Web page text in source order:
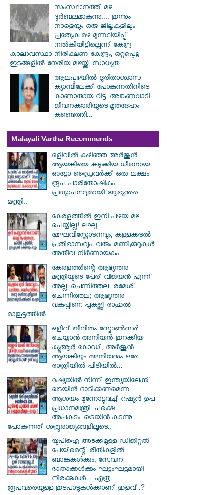
സംസ്ഥാനത്ത് മഴ
ദുർബലമാകുന്നു.... ഇന്നും
നാളെയും ഒരു ജില്ലകളിലും
പ്രത്യേക മഴ മുന്നറിയിപ്പ്
നൽകിയിട്ടില്ലെന്ന് കേന്ദ്ര
കാലാവസ്ഥാ നിരീക്ഷണ കേന്ദ്രം, ഒറ്റപ്പെട്ട
ഇടങ്ങളിൽ നേരിയ മഴയ്ക്ക് സാധ്യത
ആലപ്പുഴയിൽ ​ദുരിതാശ്വാസ
ക്യാമ്പിലേക്ക് പോകുന്നതിനിടെ
കാണാതായ റിട്ട. അങ്കണവാടി
ജീവനക്കാരിയുടെ മൃതദേഹം
കണ്ടെത്തി...
Malayali Vartha Recommends
ഒളിവിൽ കഴിഞ്ഞ അർജുൻ
ആയങ്കിയെ കുടുക്കിയ ധീരനായ
ഓട്ടോ ഡ്രൈവർക്ക് ഒരു ലക്ഷം
രൂപ പാരിതോഷികം;
പ്രഖ്യാപനവുമായി ആഭ്യന്തര
മന്ത്രി...
കേരളത്തിൽ ഇനി പഴയ മഴ
പെയ്യില്ല! ലഘു
മേഘവിസ്ഫോടനവും, കള്ളക്കടൽ
പ്രതിഭാസവും: വരും മണിക്കൂറുകൾ
അതീവ നിർണായകം...
കേരളത്തിന്റെ ആഭ്യന്തര
മന്ത്രിയുടെ പേര് വിജയൻ എന്ന്
അല്ല, ചെന്നിത്തല! രമേശ്
ചെന്നിത്തല; ആഭ്യന്തര
വകുപ്പിനെ പുകഴ്ത്തി രാഹുൽ
മാങ്കൂട്ടത്തിൽ...
ഒളിവ് ജീവിതം സ്പോൺസർ
ചെയ്യാൻ അനിയൻ ഇറക്കിയ
ക്യൂആർ കോഡ്; അർജുൻ
ആയങ്കിയും അനിയനും ഒരേ
രാത്രിയിൽ പിടിയിൽ...
റഷ്യയിൽ നിന്ന് ഇന്ത്യയിലേക്ക്
ട്രെയിൻ ഓടിക്കണമെന്ന
ആശയം മുന്നോട്ടുവച്ച് റഷ്യൻ ഉപ
പ്രധാനമന്ത്രി..പക്ഷെ
അപകടം..ട്രെയിൻ കടന്നു
പോകുന്നത് ശത്രുരാജ്യങ്ങളിലൂടെ..
യുപിഐ അടക്കമുള്ള ഡിജിറ്റല്‍
പേയ്‌മെന്റ് രീതികളില്‍
ബാങ്കുകള്‍ക്കും, സേവന
ദാതാക്കള്‍ക്കും ഘട്ടംഘട്ടമായി
നിരക്കുകള്‍... എത്ര
രൂപവരെയുള്ള ഇടപാടുകള്‍ക്കാണ് ഇളവ്..?